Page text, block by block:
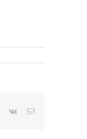
Pinterest
Vk Email